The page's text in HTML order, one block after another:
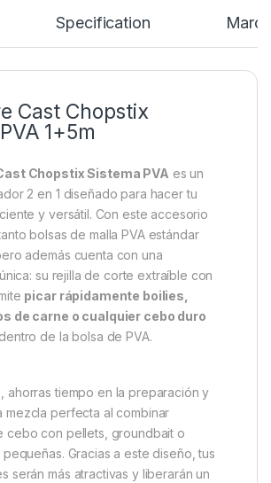
Specification Marca
Cast Chopstix
1+5m
Chopstix Sistema PVA es un
2 en 1 diseñado para hacer tu
y versátil. Con este accesorio
bolsas de malla PVA estándar
además cuenta con una
su rejilla de corte extraíble con
picar rápidamente boilies,
de carne o cualquier cebo duro
de la bolsa de PVA.
ahorras tiempo en la preparación y
mezcla perfecta al combinar
cebo con pellets, groundbait o
pequeñas. Gracias a este diseño, tus
serán más atractivas y liberarán un